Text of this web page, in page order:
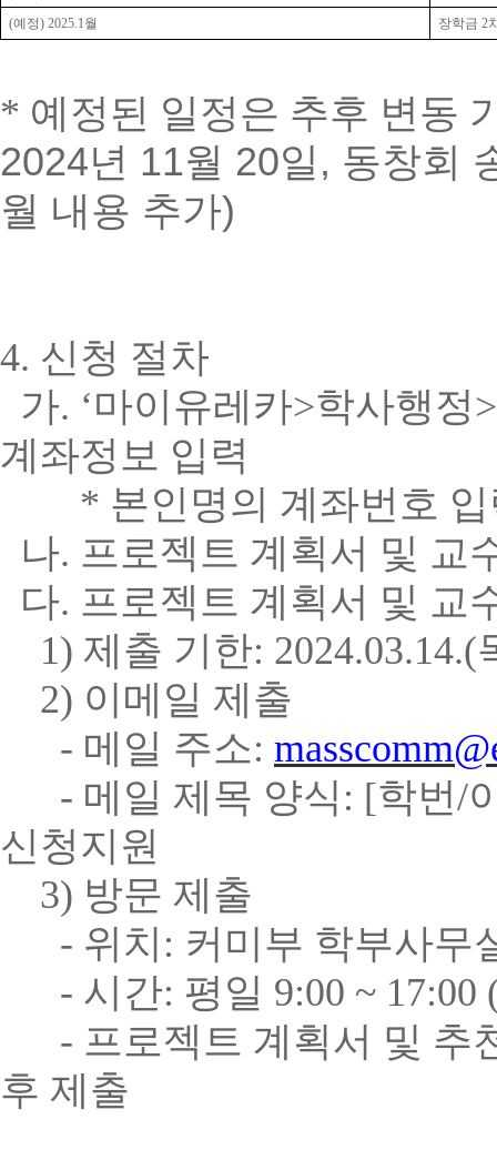
(예정) 2025.1월 장학금 2
* 예정된 일정은 추후 변동
2024년 11월 20일, 동창회
월 내용 추가)
4. 신청 절차
가. ‘마이유레카>학사행정>
계좌정보 입력
* 본인명의 계좌번호
나. 프로젝트 계획서 및 교
다. 프로젝트 계획서 및 교
1) 제출 기한: 2024.03.14.(
2) 이메일 제출
- 메일 주소:
- 메일 제목 양식 : [학번/
신청지원
3) 방문 제출
- 위치 : 커미부 학부사무
- 시간: 평일 9:00 ~ 17:00
- 프로젝트 계획서 및 추
후 제출